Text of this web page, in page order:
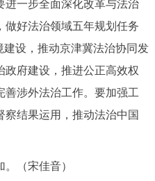
谈 图说互动
概览 人文北京
京
进一步全面深化改革与法治
做好法治领域五年规划任务
建设，推动京津冀法治协同发
政府建设，推进公正高效权
善涉外法治工作。要加强工
结果运用，推动法治中国
（宋佳音）